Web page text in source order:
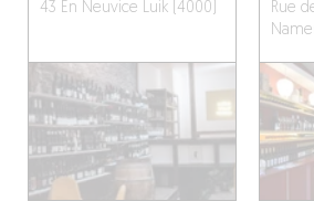
43 En Neuvice Luik (4000)
Rue